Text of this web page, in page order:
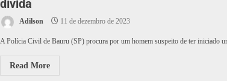
dívida
Adilson 11 de dezembro de 2023
A Polícia Civil de Bauru (SP) procura por um homem suspeito de ter iniciado
Read More